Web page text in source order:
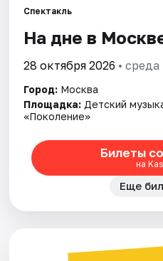
Спектакль
На дне в
28 октября 2026 • среда
Город: Москва
Площадка: Детский
«Поколение»
Билеты
на
Еще